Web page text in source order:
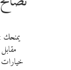
خيارات